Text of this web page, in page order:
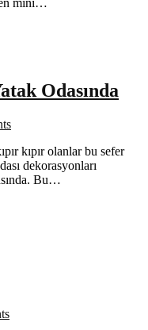
mini…
Odasında
kıpır olanlar bu sefer
dekorasyonları
Bu…